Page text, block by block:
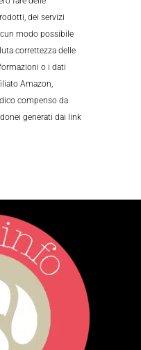
dei servizi
modo possibile
correttezza delle
o i dati
Amazon,
compenso da
generati dai link